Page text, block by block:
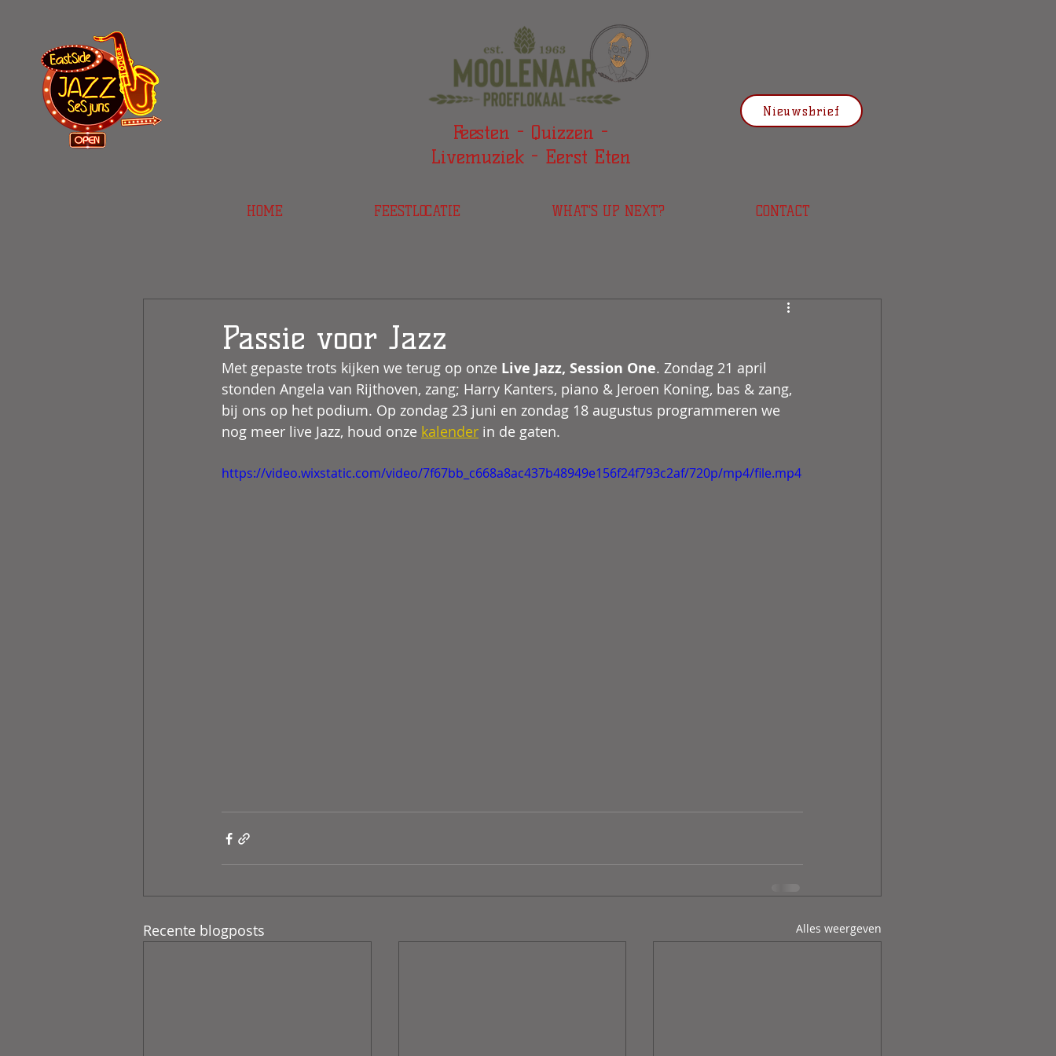
Feesten - Quizzen -
Livemuziek - Eerst Eten
HOME FEESTLOCATIE WHAT'S UP NEXT? CONTACT
Nieuwsbrief
Passie voor Jazz
Met gepaste trots kijken we terug op onze Live Jazz, Session One. Zondag 21 april
stonden Angela van Rijthoven, zang; Harry Kanters, piano & Jeroen Koning, bas & zang,
bij ons op het podium. Op zondag 23 juni en zondag 18 augustus programmeren we
nog meer live Jazz, houd onze kalender in de gaten.
https://video.wixstatic.com/video/7f67bb_c668a8ac437b48949e156f24f793c2af/720p/mp4/file.mp4
Recente blogposts Alles weergeven